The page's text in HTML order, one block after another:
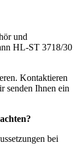
und
HL-ST 3718/30
Kontaktieren
senden Ihnen ein
bei